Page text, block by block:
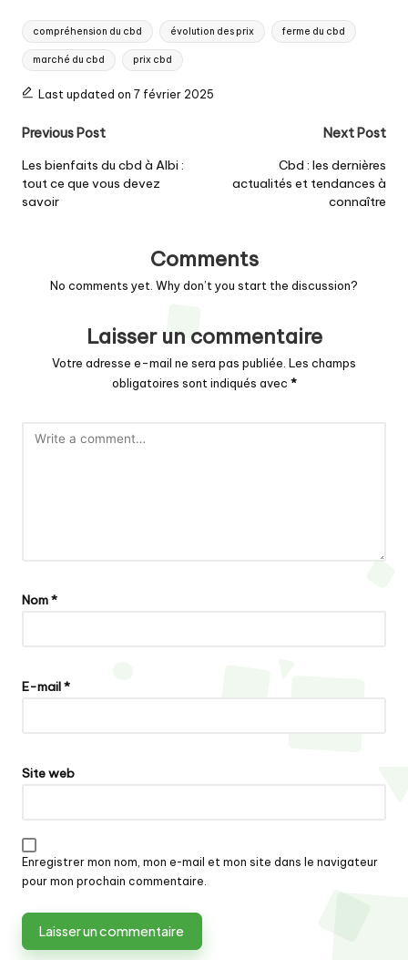
Tags:
compréhension du cbd évolution des prix ferme du cbd
marché du cbd prix cbd
Last updated on 7 février 2025
Post
navigation
Previous Post
Les bienfaits du cbd à Albi :
tout ce que vous devez
savoir
Next Post
Cbd : les dernières
actualités et tendances à
connaître
Comments
No comments yet. Why don’t you start the discussion?
Laisser un commentaire
Votre adresse e-mail ne sera pas publiée. Les champs
obligatoires sont indiqués avec *
Nom*
E-mail*
Site web
Enregistrer mon nom, mon e-mail et mon site dans le navigateur
pour mon prochain commentaire.